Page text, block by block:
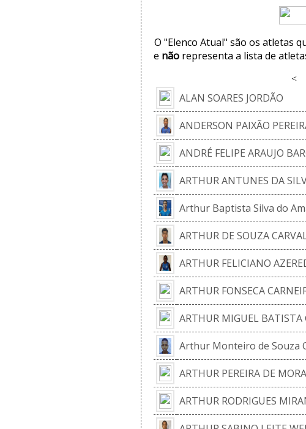
O "Elenco Atual" são os atletas
e não representa a lista de
<
ALAN SOARES JORDÃO
ANDERSON PAIXÃO
ANDRÉ FELIPE ARAUJO
ARTHUR ANTUNES DA
Arthur Baptista Silva do
ARTHUR DE SOUZA
ARTHUR FELICIANO
ARTHUR FONSECA
ARTHUR MIGUEL BATISTA
Arthur Monteiro de Souza
ARTHUR PEREIRA DE
ARTHUR RODRIGUES